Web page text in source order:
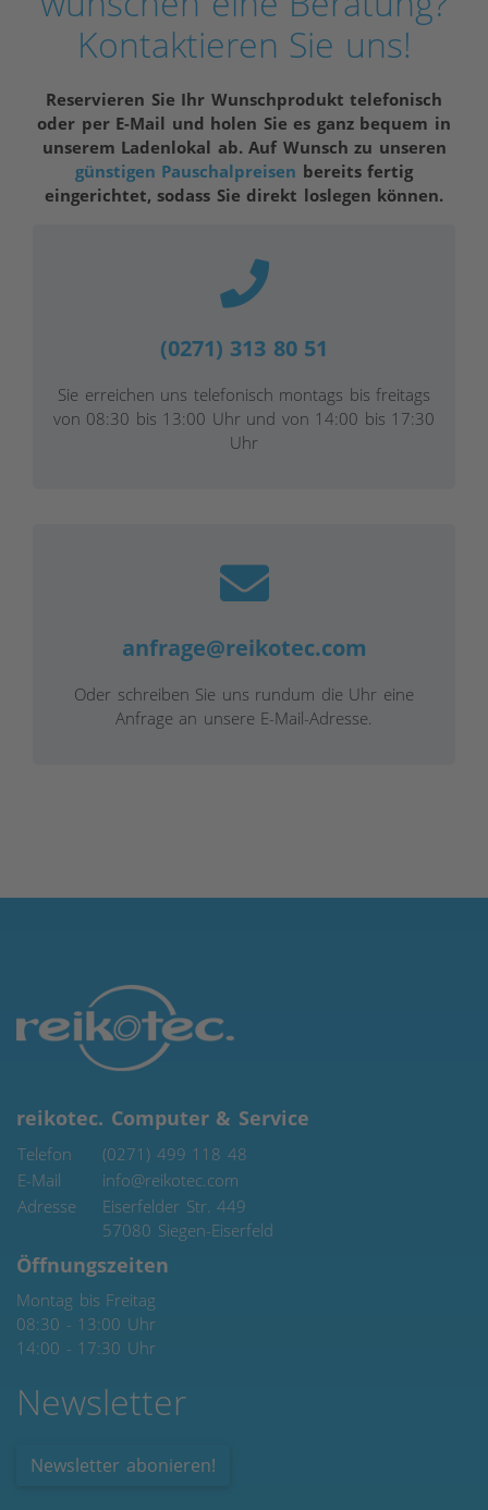
Kontaktieren Sie uns!
Reservieren Sie Ihr Wunschprodukt telefonisch
oder per E-Mail und holen Sie es ganz bequem in
unserem Ladenlokal ab. Auf Wunsch zu unseren
günstigen Pauschalpreisen bereits fertig
eingerichtet, sodass Sie direkt loslegen können.
(0271) 313 80 51
Sie erreichen uns telefonisch montags bis freitags
von 08:30 bis 13:00 Uhr und von 14:00 bis 17:30
Uhr
anfrage@reikotec.com
Oder schreiben Sie uns rundum die Uhr eine
Anfrage an unsere E-Mail-Adresse.
reikotec. Computer & Service
Telefon
(0271) 499 118 48
E-Mail
info@reikotec.com
Adresse
Eiserfelder Str. 449
57080 Siegen-Eiserfeld
Öffnungszeiten
Montag bis Freitag
08:30 - 13:00 Uhr
14:00 - 17:30 Uhr
Newsletter
Newsletter abonieren!